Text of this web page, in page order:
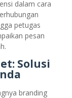
dalam cara
petugas
pesan
Solusi
branding